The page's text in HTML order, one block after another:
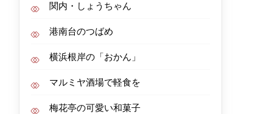
関内・しょうちゃん
港南台のつばめ
横浜根岸の「おかん」
マルミヤ酒場で軽食を
梅花亭の可愛い和菓子